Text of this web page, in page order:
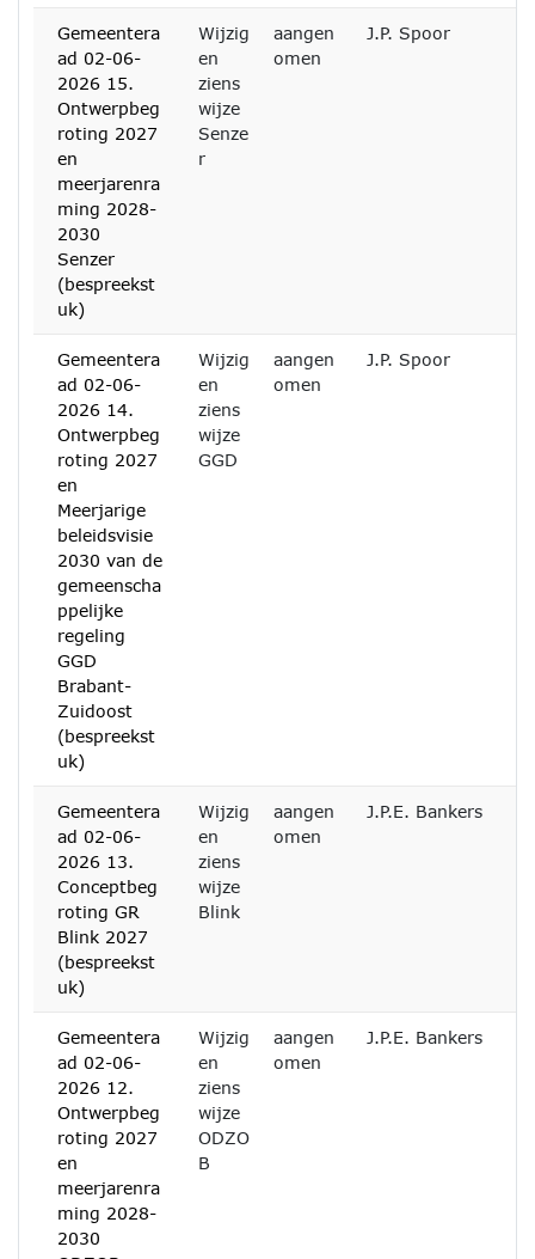
Gemeentera
ad 02-06-
2026 15.
Ontwerpbeg
roting 2027
en
meerjarenra
ming 2028-
2030
Senzer
(bespreekst
uk)
Wijzig
en
ziens
wijze
Senze
r
aangen
omen
J.P. Spoor
Gemeentera
ad 02-06-
2026 14.
Ontwerpbeg
roting 2027
en
Meerjarige
beleidsvisie
2030 van de
gemeenscha
ppelijke
regeling
GGD
Brabant-
Zuidoost
(bespreekst
uk)
Wijzig
en
ziens
wijze
GGD
aangen
omen
J.P. Spoor
Gemeentera
ad 02-06-
2026 13.
Conceptbeg
roting GR
Blink 2027
(bespreekst
uk)
Wijzig
en
ziens
wijze
Blink
aangen
omen
J.P.E. Bankers
Gemeentera
ad 02-06-
2026 12.
Ontwerpbeg
roting 2027
en
meerjarenra
ming 2028-
2030
Wijzig
en
ziens
wijze
ODZO
B
aangen
omen
J.P.E. Bankers